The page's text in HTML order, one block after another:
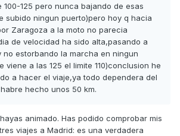
100-125 pero nunca bajando de esas
subido ningun puerto)pero hoy q hacia
Zaragoza a la moto no parecia
de velocidad ha sido alta,pasando a
estorbando la marcha en ningun
viene a las 125 el limite 110)conclusion he
a hacer el viaje,ya todo dependera del
hecho unos 50 km.
animado. Has podido comprobar mis
viajes a Madrid: es una verdadera